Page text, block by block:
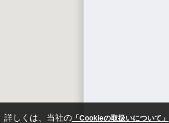
詳しくは、当社の「Cookieの取扱いについて」